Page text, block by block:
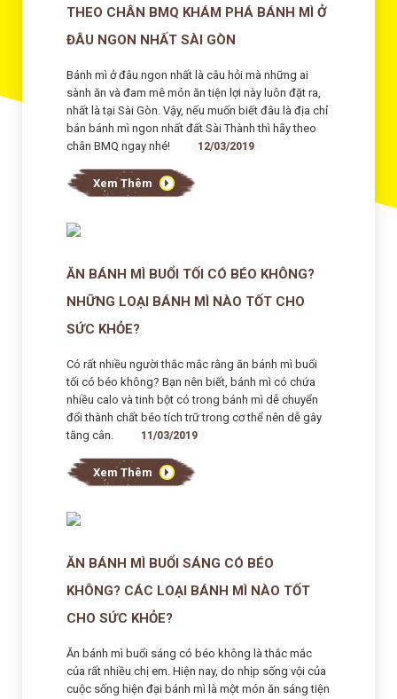
THEO CHÂN BMQ KHÁM PHÁ BÁNH MÌ Ở
ĐÂU NGON NHẤT SÀI GÒN
Bánh mì ở đâu ngon nhất là câu hỏi mà những ai
sành ăn và đam mê món ăn tiện lợi này luôn đặt ra,
nhất là tại Sài Gòn. Vậy, nếu muốn biết đâu là địa chỉ
bán bánh mì ngon nhất đất Sài Thành thì hãy theo
chân BMQ ngay nhé!
12/03/2019
Xem Thêm
ĂN BÁNH MÌ BUỔI TỐI CÓ BÉO KHÔNG?
NHỮNG LOẠI BÁNH MÌ NÀO TỐT CHO
SỨC KHỎE?
Có rất nhiều người thắc mắc rằng ăn bánh mì buổi
tối có béo không? Bạn nên biết, bánh mì có chứa
nhiều calo và tinh bột có trong bánh mì dễ chuyển
đổi thành chất béo tích trữ trong cơ thể nên dễ gây
tăng cân.
11/03/2019
Xem Thêm
ĂN BÁNH MÌ BUỔI SÁNG CÓ BÉO
KHÔNG? CÁC LOẠI BÁNH MÌ NÀO TỐT
CHO SỨC KHỎE?
Ăn bánh mì buổi sáng có béo không là thắc mắc
của rất nhiều chị em. Hiện nay, do nhịp sống vội của
cuộc sống hiện đại bánh mì là một món ăn sáng tiện